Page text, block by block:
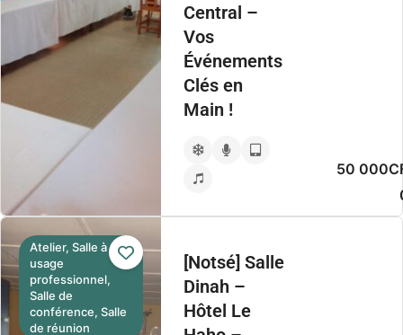
Central –
Vos
Événements
Clés en
Main !
50
Atelier, Salle à
usage
professionnel,
Salle de
conférence, Salle
de réunion
[Notsé] Salle
Dinah –
Hôtel Le